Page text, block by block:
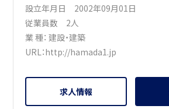
設立年月日 2002年09月01日
従業員数 2人
業 種：建設・建築
URL：http://hamada1.jp
求人情報